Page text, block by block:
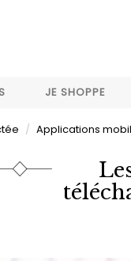
JE SHOPPE
Applications